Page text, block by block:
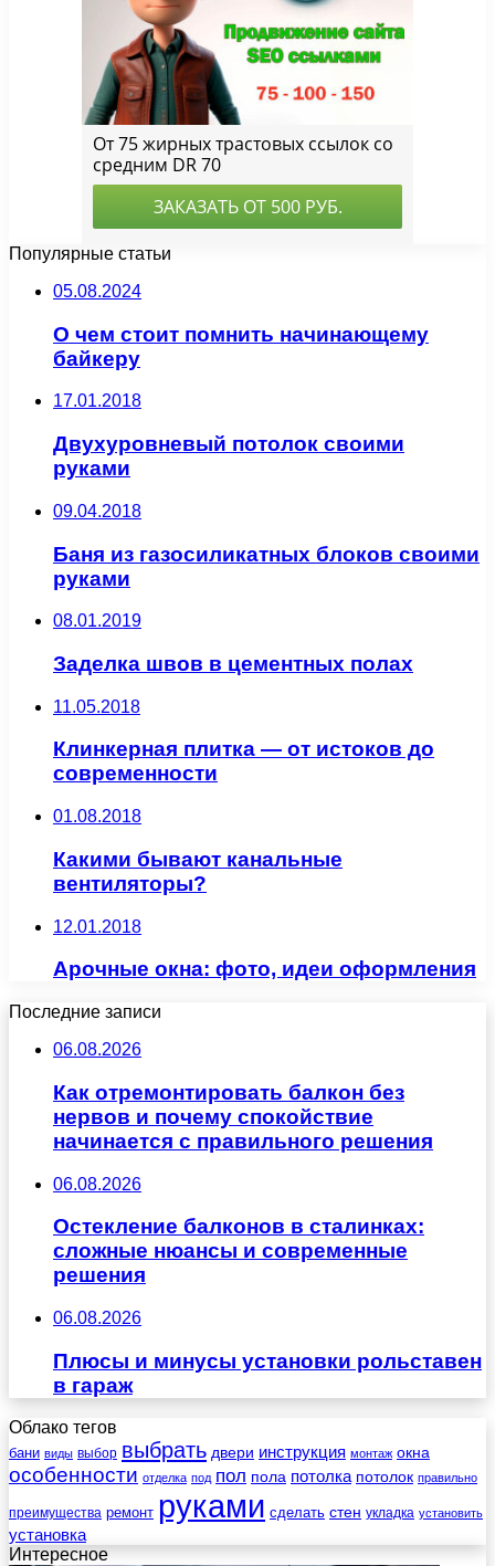
Популярные статьи
05.08.2024
О чем стоит помнить начинающему
байкеру
17.01.2018
Двухуровневый потолок своими
руками
09.04.2018
Баня из газосиликатных блоков своими
руками
08.01.2019
Заделка швов в цементных полах
11.05.2018
Клинкерная плитка — от истоков до
современности
01.08.2018
Какими бывают канальные
вентиляторы?
12.01.2018
Арочные окна: фото, идеи оформления
Последние записи
06.08.2026
Как отремонтировать балкон без
нервов и почему спокойствие
начинается с правильного решения
06.08.2026
Остекление балконов в сталинках:
сложные нюансы и современные
решения
06.08.2026
Плюсы и минусы установки рольставен
в гараж
Облако тегов
бани виды выбор выбрать двери инструкция монтаж окна
особенности отделка под пол пола потолка потолок правильно
преимущества ремонт руками сделать стен укладка установить
установка
Интересное